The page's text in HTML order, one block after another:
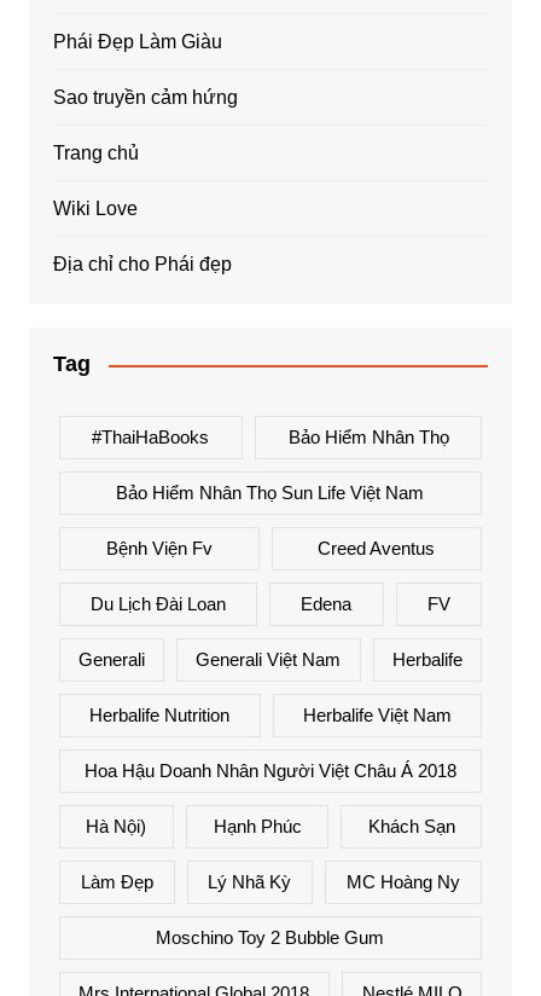
Phái Đẹp Làm Giàu
Sao truyền cảm hứng
Trang chủ
Wiki Love
Địa chỉ cho Phái đẹp
Tag
#ThaiHaBooks Bảo Hiểm Nhân Thọ
Bảo Hiểm Nhân Thọ Sun Life Việt Nam
Bệnh Viện Fv Creed Aventus
Du Lịch Đài Loan Edena FV
Generali Generali Việt Nam Herbalife
Herbalife Nutrition Herbalife Việt Nam
Hoa Hậu Doanh Nhân Người Việt Châu Á 2018
Hà Nội) Hạnh Phúc Khách Sạn
Làm Đẹp Lý Nhã Kỳ MC Hoàng Ny
Moschino Toy 2 Bubble Gum